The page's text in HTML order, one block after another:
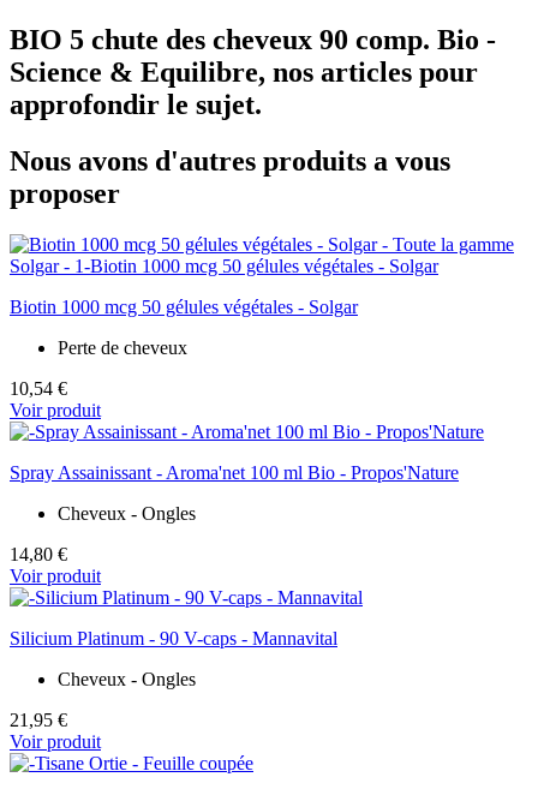
BIO 5 chute des cheveux 90 comp. Bio -
Science & Equilibre, nos articles pour
approfondir le sujet.
Nous avons d'autres produits a vous
proposer
Biotin 1000 mcg 50 gélules végétales - Solgar
Perte de cheveux
10,54 €
Voir produit
Spray Assainissant - Aroma'net 100 ml Bio - Propos'Nature
Cheveux - Ongles
14,80 €
Voir produit
Silicium Platinum - 90 V-caps - Mannavital
Cheveux - Ongles
21,95 €
Voir produit